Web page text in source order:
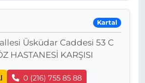
Kartal
Üsküdar Caddesi 53 C
HASTANESİ KARŞISI
0 (216) 755 85 88